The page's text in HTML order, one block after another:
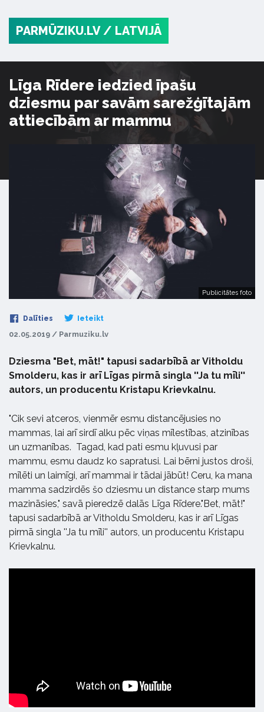
PARMŪZIKU.LV / LATVIJĀ
Līga Rīdere iedzied īpašu
dziesmu par savām sarežģītajām
attiecībām ar mammu
Publicitātes foto
Dalīties Ieteikt
02.05.2019 / Parmuziku.lv
Dziesma "Bet, māt!" tapusi sadarbībā ar Vitholdu
Smolderu, kas ir arī Līgas pirmā singla ''Ja tu mīli''
autors, un producentu Kristapu Krievkalnu.
"Cik sevi atceros, vienmēr esmu distancējusies no
mammas, lai arī sirdī alku pēc viņas mīlestības, atzinības
un uzmanības. Tagad, kad pati esmu kļuvusi par
mammu, esmu daudz ko sapratusi. Lai bērni justos droši,
mīlēti un laimīgi, arī mammai ir tādai jābūt! Ceru, ka mana
mamma sadzirdēs šo dziesmu un distance starp mums
mazināsies," savā pieredzē dalās Līga Rīdere."Bet, māt!"
tapusi sadarbībā ar Vitholdu Smolderu, kas ir arī Līgas
pirmā singla ''Ja tu mīli'' autors, un producentu Kristapu
Krievkalnu.